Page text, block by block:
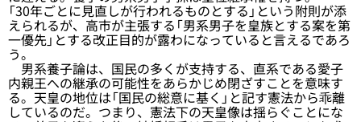
「30年ごとに見直しが行われるものとする」という附則が添
えられるが、高市が主張する「男系男子を皇族とする案を第
一優先」とする改正目的が露わになっていると言えるであろ
う。
男系養子論は、国民の多くが支持する、直系である愛子
内親王への継承の可能性をあらかじめ閉ざすことを意味す
る。天皇の地位は「国民の総意に基く」と記す憲法から乖離
しているのだ。つまり、憲法下の天皇像は揺らぐことにな